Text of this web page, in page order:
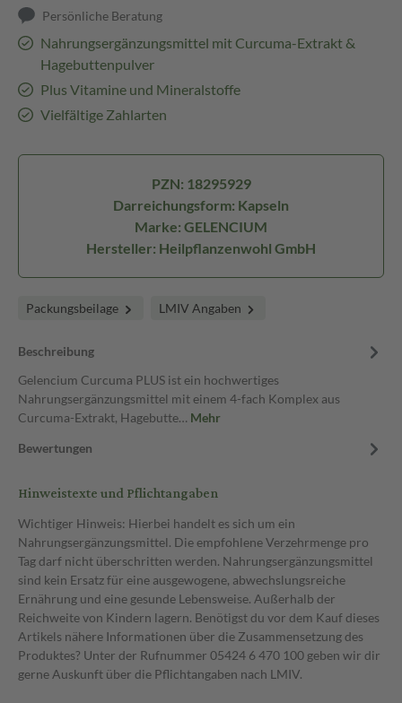
Persönliche Beratung
Nahrungsergänzungsmittel mit Curcuma-Extrakt &
Hagebuttenpulver
Plus Vitamine und Mineralstoffe
Vielfältige Zahlarten
PZN: 18295929
Darreichungsform: Kapseln
Marke: GELENCIUM
Hersteller: Heilpflanzenwohl GmbH
Packungsbeilage LMIV Angaben
Beschreibung
Gelencium Curcuma PLUS ist ein hochwertiges
Nahrungsergänzungsmittel mit einem 4-fach Komplex aus
Curcuma-Extrakt, Hagebutte… Mehr
Bewertungen
Hinweistexte und Pflichtangaben
Wichtiger Hinweis: Hierbei handelt es sich um ein
Nahrungsergänzungsmittel. Die empfohlene Verzehrmenge pro
Tag darf nicht überschritten werden. Nahrungsergänzungsmittel
sind kein Ersatz für eine ausgewogene, abwechslungsreiche
Ernährung und eine gesunde Lebensweise. Außerhalb der
Reichweite von Kindern lagern. Benötigst du vor dem Kauf dieses
Artikels nähere Informationen über die Zusammensetzung des
Produktes? Unter der Rufnummer 05424 6 470 100 geben wir dir
gerne Auskunft über die Pflichtangaben nach LMIV.